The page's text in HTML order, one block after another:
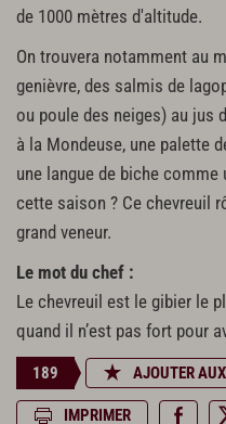
de 1000 mètres d'altitude.
On trouvera notamment au
genièvre, des salmis de
ou poule des neiges) au jus
à la Mondeuse, une palette
une langue de biche
cette saison ? Ce chevreuil
grand veneur.
Le mot du chef :
Le chevreuil est le gibier le
quand il n’est pas fort pour
189 AJOUTER
IMPRIMER